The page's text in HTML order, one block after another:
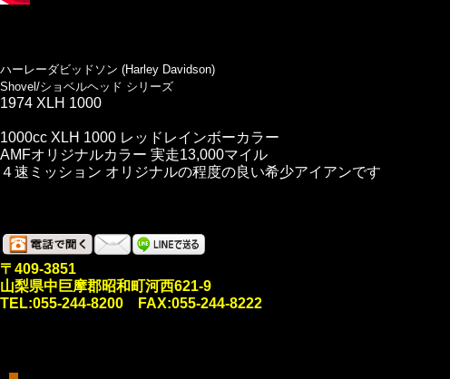
ハーレーダビッドソン (Harley Davidson)
Shovel/ショベルヘッド シリーズ
1974 XLH 1000
1000cc XLH 1000 レッドレインボーカラー
AMFオリジナルカラー 実走13,000マイル
４速ミッション オリジナルの程度の良い希少アイアンです
〒409-3851
山梨県中巨摩郡昭和町河西621-9
TEL:055-244-8200 FAX:055-244-8222